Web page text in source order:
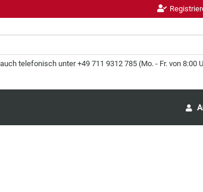
telefonisch unter +49 711 9312 785 (Mo. - Fr. von 8:00